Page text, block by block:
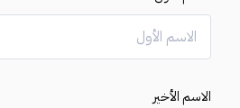
الاسم الأخير